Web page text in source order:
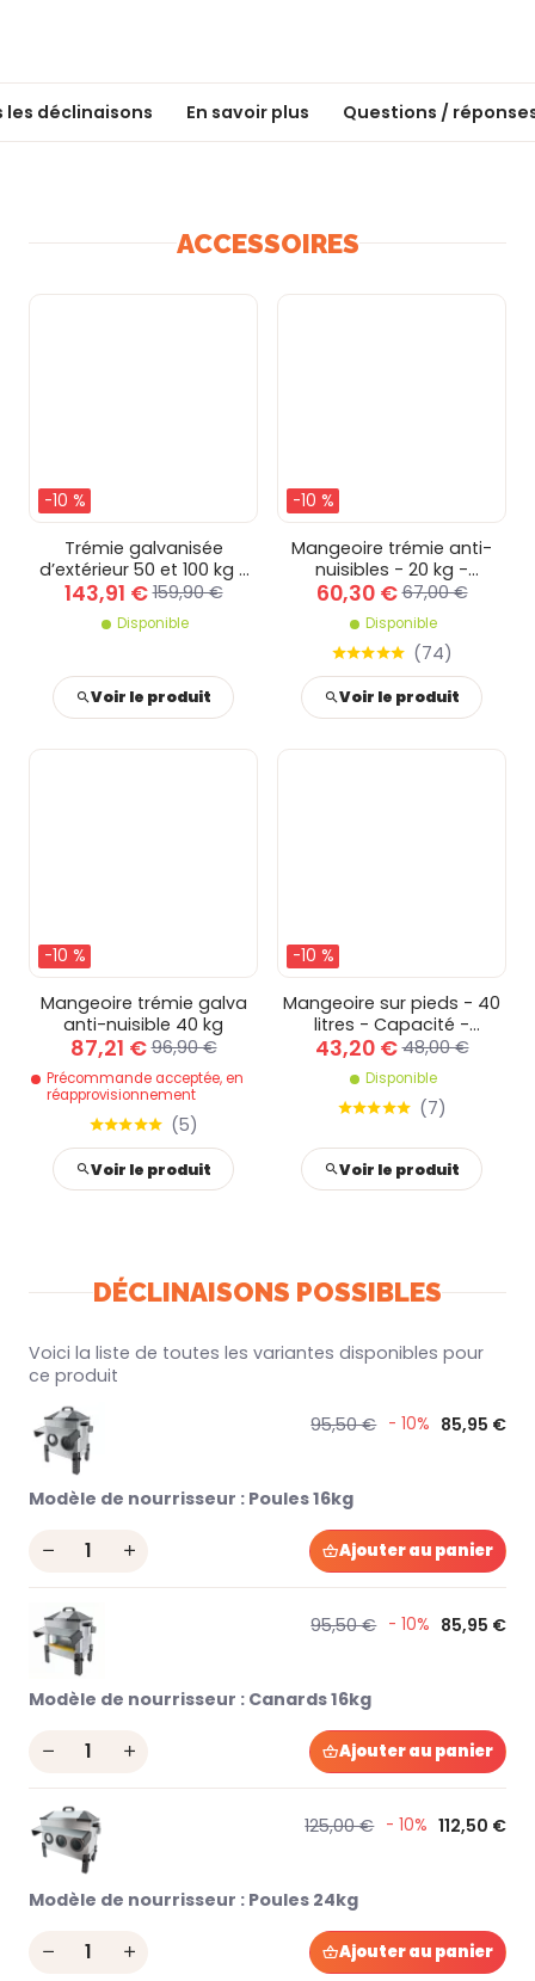
les déclinaisons En savoir plus Questions /
ACCESSOIRES
-10 %
Trémie galvanisée
d’extérieur 50 et 100 kg -
50 kilos
143,91 € 159,90 €
Disponible
Voir le produit
-10 %
Mangeoire trémie anti-
nuisibles - 20 kg -
Capacité trémie - 20 kg
60,30 € 67,00 €
Disponible
(74)
Voir le produit
-10 %
Mangeoire trémie galva
anti-nuisible 40 kg
87,21 € 96,90 €
Précommande acceptée, en
réapprovisionnement
(5)
Voir le produit
-10 %
Mangeoire sur pieds - 40
litres - Capacité -
Nourrisseur - 40 litres
43,20 € 48,00 €
Disponible
(7)
Voir le produit
DÉCLINAISONS POSSIBLES
Voici la liste de toutes les variantes disponibles pour
ce produit
Modèle de nourrisseur : Poules 16kg
95,50 € - 10% 85,95 €
Quantity Ajouter au panier
Modèle de nourrisseur : Canards 16kg
95,50 € - 10% 85,95 €
Quantity Ajouter au panier
Modèle de nourrisseur : Poules 24kg
125,00 € - 10% 112,50 €
Quantity Ajouter au panier